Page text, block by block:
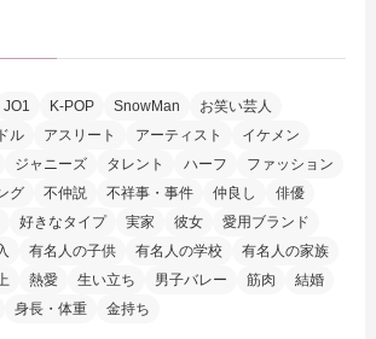
JO1 K-POP SnowMan
お笑い芸人
ル アスリート アーティスト
イケメン
ジャニーズ タレント ハーフ
ファッション
グ 不仲説 不祥事・事件 仲良し
俳優
好きなタイプ 実家 彼女
愛用ブランド
有名人の子供 有名人の学校
有名人の家族
熱愛 生い立ち 男子バレー 筋肉
結婚
身長・体重 金持ち